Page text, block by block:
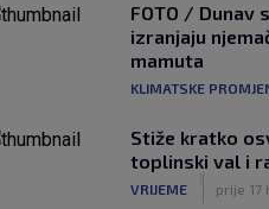
FOTO / Dunav
izranjaju
mamuta
KLIMATSKE
Stiže kratko
toplinski val i
VRIJEME prije 17